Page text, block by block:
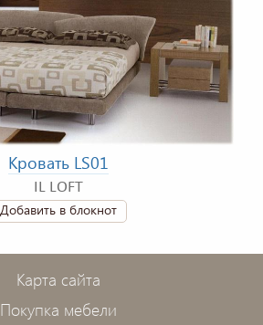
Кровать LS01
IL LOFT
Добавить в блокнот
Карта сайта
Покупка мебели